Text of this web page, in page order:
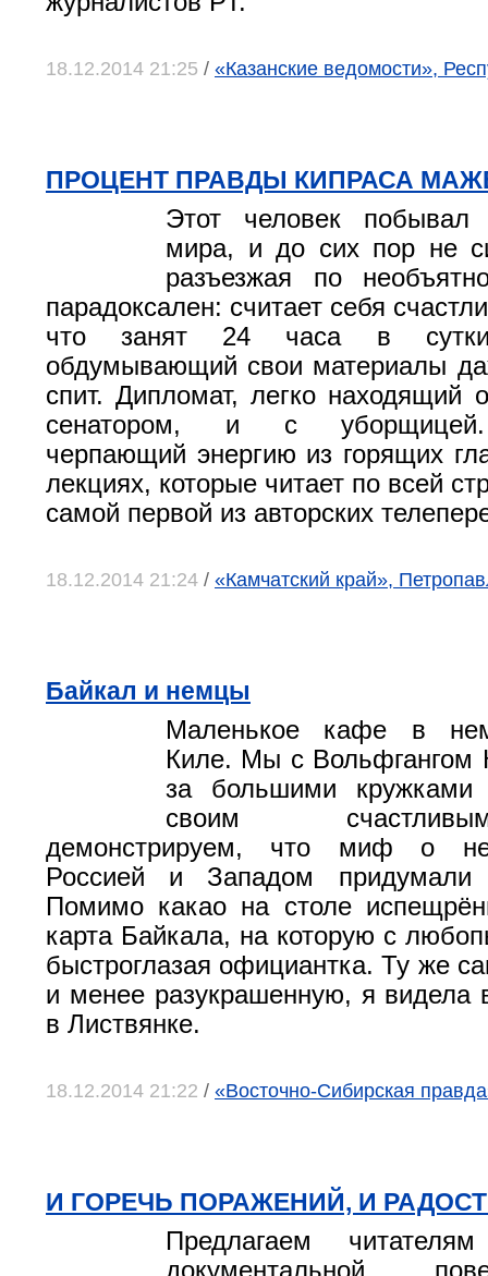
18.12.2014 21:25 / «Казанские ведомости»,
ПРОЦЕНТ ПРАВДЫ КИПРАСА
Этот человек
мира, и до сих пор не
разъезжая по
парадоксален: считает себя
что занят 24 часа в сутки.
обдумывающий свои материалы
спит. Дипломат, легко находящий
сенатором, и с
черпающий энергию из горящих
лекциях, которые читает по всей
самой первой из авторских
18.12.2014 21:24 / «Камчатский край»,
Байкал и немцы
Маленькое кафе в
Киле. Мы с Вольфгангом
за большими
своим
демонстрируем, что миф о
Россией и Западом придумали
Помимо какао на столе
карта Байкала, на которую с
быстроглазая официантка. Ту же
и менее разукрашенную, я видела
в Листвянке.
18.12.2014 21:22 / «Восточно-Сибирская
И ГОРЕЧЬ ПОРАЖЕНИЙ, И
Предлагаем